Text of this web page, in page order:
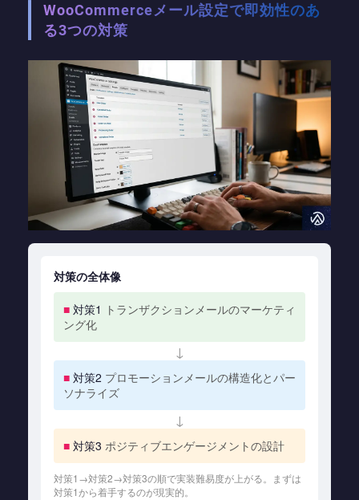
WooCommerceメール設定で即効性のあ
る3つの対策
対策の全体像
■ 対策1 トランザクションメールのマーケティ
ング化
↓
■ 対策2 プロモーションメールの構造化とパー
ソナライズ
↓
■ 対策3 ポジティブエンゲージメントの設計
対策1→対策2→対策3の順で実装難易度が上がる。まずは
対策1から着手するのが現実的。